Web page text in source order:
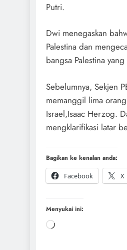
Putri.
Dwi menegaskan
Palestina dan
bangsa Palestina
Sebelumnya, Sekjen
memanggil lima
Israel,Isaac Herzog.
mengklarifikasi latar
Bagikan ke kenalan anda:
Facebook
X
Menyukai ini: